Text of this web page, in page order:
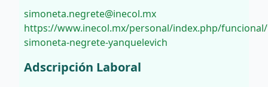
simoneta.negrete@inecol.mx
https://www.inecol.mx/personal/index.php/
simoneta-negrete-yanquelevich
Adscripción Laboral